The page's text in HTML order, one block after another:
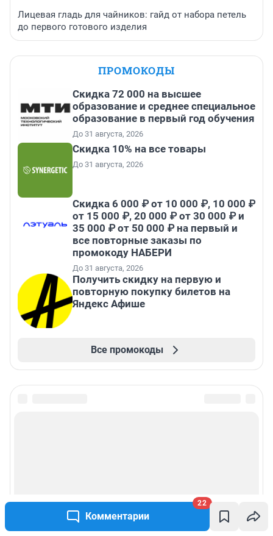
Комментарии
22
Лицевая гладь для чайников: гайд от набора петель
до первого готового изделия
ПРОМОКОДЫ
Скидка 72 000 на высшее
образование и среднее специальное
образование в первый год обучения
До 31 августа, 2026
Скидка 10% на все товары
До 31 августа, 2026
Скидка 6 000 ₽ от 10 000 ₽, 10 000 ₽
от 15 000 ₽, 20 000 ₽ от 30 000 ₽ и
35 000 ₽ от 50 000 ₽ на первый и
все повторные заказы по
промокоду НАБЕРИ
До 31 августа, 2026
Получить скидку на первую и
повторную покупку билетов на
Яндекс Афише
Все промокоды